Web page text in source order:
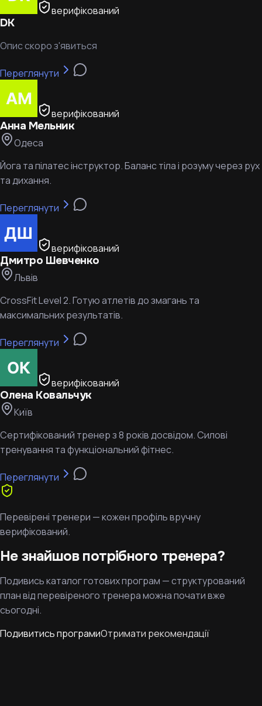
верифікований
DK
Опис скоро з'явиться
Переглянути
верифікований
Анна Мельник
Одеса
Йога та пілатес інструктор. Баланс тіла і розуму через рух
та дихання.
Переглянути
верифікований
Дмитро Шевченко
Львів
CrossFit Level 2. Готую атлетів до змагань та
максимальних результатів.
Переглянути
верифікований
Олена Ковальчук
Київ
Сертифікований тренер з 8 років досвідом. Силові
тренування та функціональний фітнес.
Переглянути
Перевірені тренери — кожен профіль вручну
верифікований.
Не знайшов потрібного тренера?
Подивись каталог готових програм — структурований
план від перевіреного тренера можна почати вже
сьогодні.
Подивитись програмиОтримати рекомендації